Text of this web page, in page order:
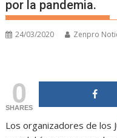
por la pandemia.
24/03/2020 Zenpro
0
SHARES
Los organizadores de los